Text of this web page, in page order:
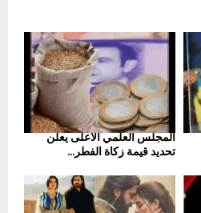
المجلس العلمي الأعلى يعلن
تحديد قيمة زكاة الفطر...